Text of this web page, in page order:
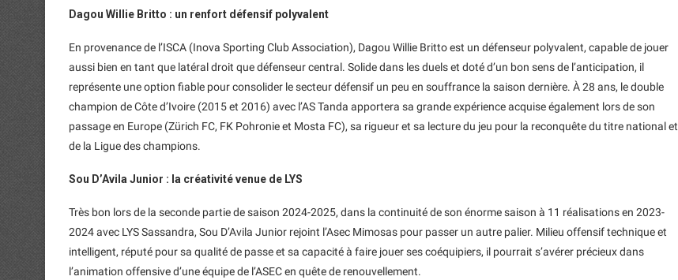
Dagou Willie Britto : un renfort défensif polyvalent
En provenance de l’ISCA (Inova Sporting Club Association), Dagou Willie Britto est un défenseur polyvalent, capable de jouer
aussi bien en tant que latéral droit que défenseur central. Solide dans les duels et doté d’un bon sens de l’anticipation, il
représente une option fiable pour consolider le secteur défensif un peu en souffrance la saison dernière. À 28 ans, le double
champion de Côte d’Ivoire (2015 et 2016) avec l’AS Tanda apportera sa grande expérience acquise également lors de son
passage en Europe (Zürich FC, FK Pohronie et Mosta FC), sa rigueur et sa lecture du jeu pour la reconquête du titre national et
de la Ligue des champions.
Sou D’Avila Junior : la créativité venue de LYS
Très bon lors de la seconde partie de saison 2024-2025, dans la continuité de son énorme saison à 11 réalisations en 2023-
2024 avec LYS Sassandra, Sou D’Avila Junior rejoint l’Asec Mimosas pour passer un autre palier. Milieu offensif technique et
intelligent, réputé pour sa qualité de passe et sa capacité à faire jouer ses coéquipiers, il pourrait s’avérer précieux dans
l’animation offensive d’une équipe de l’ASEC en quête de renouvellement.